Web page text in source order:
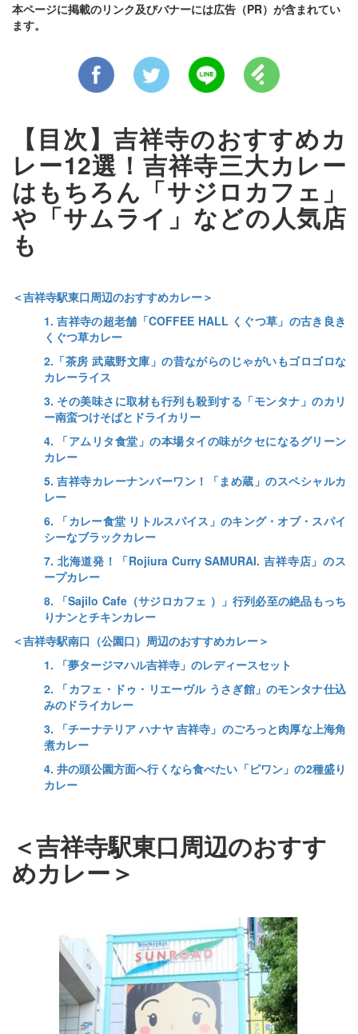
本ページに掲載のリンク及びバナーには広告（PR）が含まれてい
ます。
【目次】吉祥寺のおすすめカ
レー12選！吉祥寺三大カレー
はもちろん「サジロカフェ」
や「サムライ」などの人気店
も
＜吉祥寺駅東口周辺のおすすめカレー＞
1. 吉祥寺の超老舗「COFFEE HALL くぐつ草」の古き良き
くぐつ草カレー
2.「茶房 武蔵野文庫」の昔ながらのじゃがいもゴロゴロな
カレーライス
3. その美味さに取材も行列も殺到する「モンタナ」のカリ
ー南蛮つけそばとドライカリー
4. 「アムリタ食堂」の本場タイの味がクセになるグリーン
カレー
5. 吉祥寺カレーナンバーワン！「まめ蔵」のスペシャルカ
レー
6. 「カレー食堂 リトルスパイス」のキング・オブ・スパイ
シーなブラックカレー
7. 北海道発！「Rojiura Curry SAMURAI. 吉祥寺店」のス
ープカレー
8. 「Sajilo Cafe（サジロカフェ ）」行列必至の絶品もっち
りナンとチキンカレー
＜吉祥寺駅南口（公園口）周辺のおすすめカレー＞
1. 「夢タージマハル吉祥寺」のレディースセット
2. 「カフェ・ドゥ・リエーヴル うさぎ館」のモンタナ仕込
みのドライカレー
3. 「チーナテリア ハナヤ 吉祥寺」のごろっと肉厚な上海角
煮カレー
4. 井の頭公園方面へ行くなら食べたい「ピワン」の2種盛り
カレー
＜吉祥寺駅東口周辺のおすす
めカレー＞